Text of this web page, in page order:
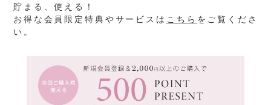
貯まる、使える！
お得な会員限定特典やサービスは こちら をご覧くださ
い。